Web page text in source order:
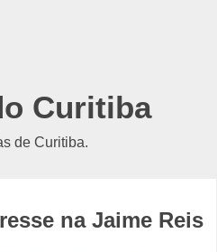
Curitiba
de Curitiba.
na Jaime Reis